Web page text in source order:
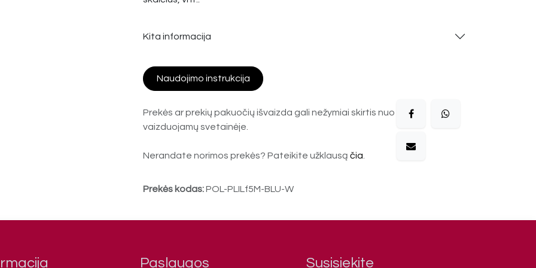
Kita informacija
Naudojimo instrukcija
Prekės ar prekių pakuočių išvaizda gali nežymiai skirtis nuo
vaizduojamų svetainėje.
Nerandate norimos prekės? Pateikite užklausą čia
Prekės kodas:POL-PLILf5M-BLU-W
Paslaugos Susisiekite